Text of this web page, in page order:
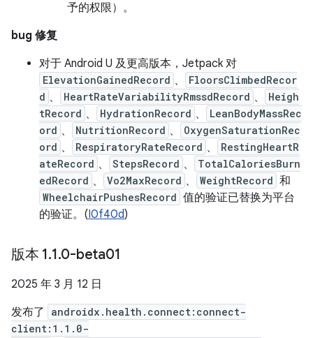
予的权限）。
bug 修复
对于 Android U 及更高版本，Jetpack 对
ElevationGainedRecord 、
FloorsClimbedRecor
d 、 HeartRateVariabilityRmssdRecord 、
Heigh
tRecord 、 HydrationRecord 、
LeanBodyMassRec
ord 、 NutritionRecord 、
OxygenSaturationRec
ord 、 RespiratoryRateRecord 、
RestingHeartR
ateRecord 、 StepsRecord 、
TotalCaloriesBurn
edRecord 、 Vo2MaxRecord 、 WeightRecord 和
WheelchairPushesRecord 值的验证已替换为平台
的验证。(I0f40d)
版本 1.1.0-beta01
2025 年 3 月 12 日
发布了
androidx.health.connect:connect-
client:1.1.0-